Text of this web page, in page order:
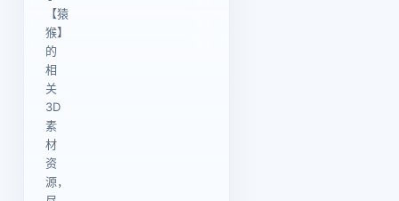
【猿
猴】
的
相
关
3D
素
材
资
源，